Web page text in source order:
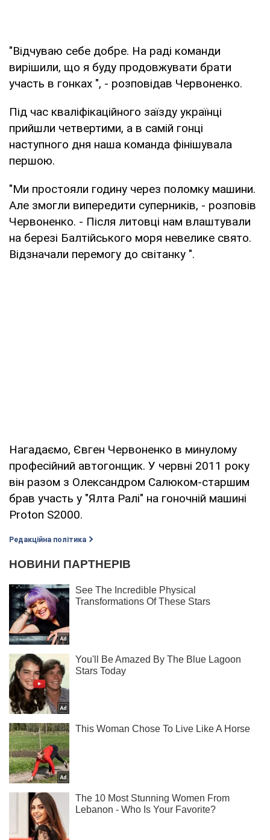
"Відчуваю себе добре. На раді команди
вирішили, що я буду продовжувати брати
участь в гонках ", - розповідав Червоненко.
Під час кваліфікаційного заїзду українці
прийшли четвертими, а в самій гонці
наступного дня наша команда фінішувала
першою.
"Ми простояли годину через поломку машини.
Але змогли випередити суперників, - розповів
Червоненко. - Після литовці нам влаштували
на березі Балтійського моря невелике свято.
Відзначали перемогу до світанку ".
Нагадаємо, Євген Червоненко в минулому
професійний автогонщик. У червні 2011 року
він разом з Олександром Салюком-старшим
брав участь у "Ялта Ралі" на гоночній машині
Proton S2000.
Редакційна політика